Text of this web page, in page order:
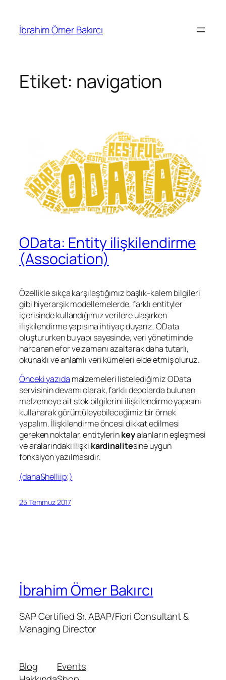
İbrahim Ömer Bakırcı
Etiket: navigation
OData: Entity ilişkilendirme
(Association)
Özellikle sıkça karşılaştığımız başlık-kalem bilgileri
gibi hiyerarşik modellemelerde, farklı entityler
içerisinde kullandığımız verilere ulaşırken
ilişkilendirme yapısına ihtiyaç duyarız. OData
oluştururken bu yapı sayesinde, veri yönetiminde
harcanan efor ve zamanı azaltarak daha tutarlı,
okunaklı ve anlamlı veri kümeleri elde etmiş oluruz.
Önceki yazıda malzemeleri listelediğimiz OData
servisinin devamı olarak, farklı depolarda bulunan
malzemeye ait stok bilgilerini ilişkilendirme yapısını
kullanarak görüntüleyebileceğimiz bir örnek
yapalım. İlişkilendirme öncesi dikkat edilmesi
gereken noktalar, entitylerinkeyalanların eşleşmesi
ve aralarındaki ilişki kardinalitesine uygun
fonksiyon yazılmasıdır.
(daha&helliip;)
25 Temmuz 2017
İbrahim Ömer Bakırcı
SAP Certified Sr. ABAP/Fiori Consultant &
Managing Director
Blog
Events